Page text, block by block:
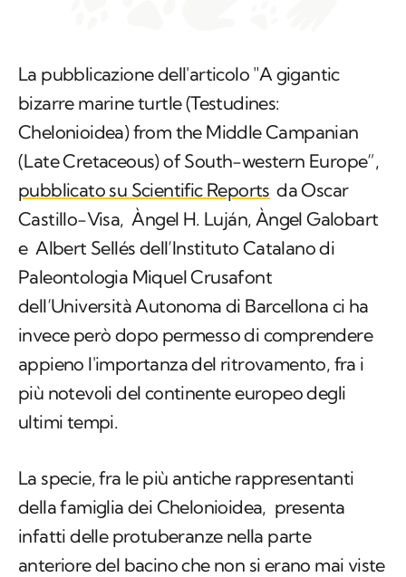
La pubblicazione dell'articolo "A gigantic
bizarre marine turtle (Testudines:
Chelonioidea) from the Middle Campanian
(Late Cretaceous) of South-western Europe”,
pubblicato su Scientific Reports da Oscar
Castillo-Visa, Àngel H. Luján, Àngel Galobart
e Albert Sellés dell’Instituto Catalano di
Paleontologia Miquel Crusafont
dell’Università Autonoma di Barcellona ci ha
invece però dopo permesso di comprendere
appieno l'importanza del ritrovamento, fra i
più notevoli del continente europeo degli
ultimi tempi.
La specie, fra le più antiche rappresentanti
della famiglia dei Chelonioidea, presenta
infatti delle protuberanze nella parte
anteriore del bacino che non si erano mai viste